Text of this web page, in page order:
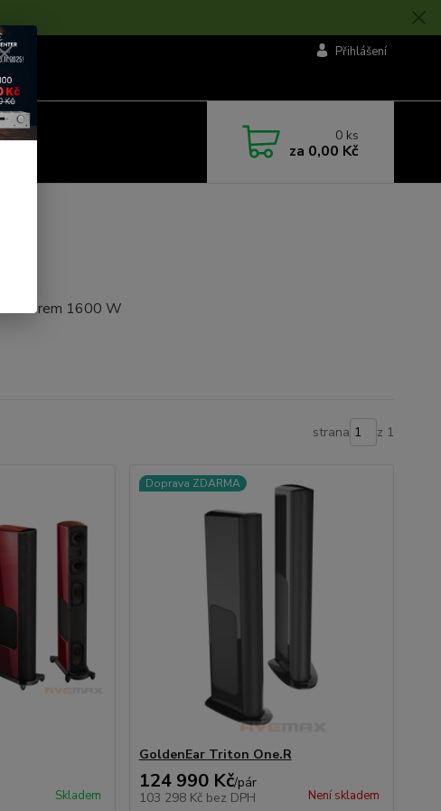
Přihlášení
0 ks
za 0,00 Kč
strana z 1
Skladem
Doprava ZDARMA
GoldenEar Triton One.R
124 990 Kč/pár
103 298 Kč bez DPH Není skladem